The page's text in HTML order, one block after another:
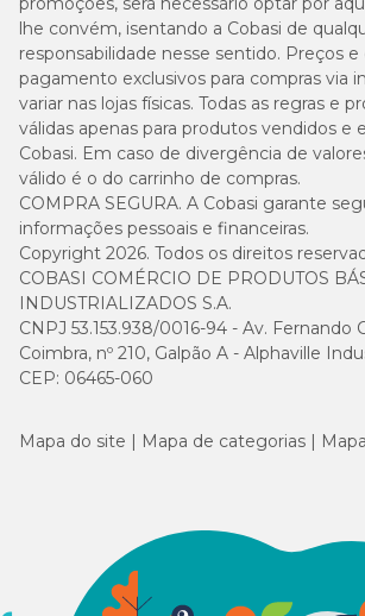
lhe convém, isentando a Cobasi de
responsabilidade nesse sentido. Preços
pagamento exclusivos para compras via
variar nas lojas físicas. Todas as regras e
válidas apenas para produtos vendidos e
Cobasi. Em caso de divergência de
válido é o do carrinho de compras.
COMPRA SEGURA. A Cobasi garante
informações pessoais e financeiras.
Copyright 2026. Todos os direitos
COBASI COMÉRCIO DE PRODUTOS
INDUSTRIALIZADOS S.A.
CNPJ 53.153.938/0016-94 - Av. Fernando
Coimbra, nº 210, Galpão A - Alphaville
CEP: 06465-060
Mapa do site Mapa de categorias